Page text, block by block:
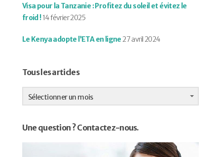
Visa pour la Tanzanie : Profitez du soleil et évitez le
froid !14 février 2025
Le Kenya adopte l’ETA en ligne27 avril 2024
Tous les articles
Tous
les
articles
Sélectionner un mois
Une question ? Contactez-nous.